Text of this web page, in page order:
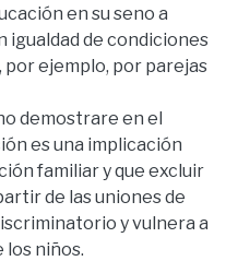
en su seno a
igualdad de condiciones
ejemplo, por parejas
demostrare en el
es una implicación
familiar y que excluir
de las uniones de
y vulnera a
niños.